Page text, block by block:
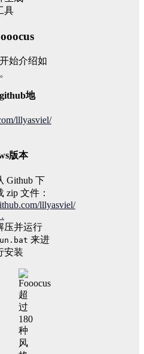
始介绍如
地
lllyasviel/
版本
Github 下
zip 文件：
lllyasviel/
压并运行
来进
安装